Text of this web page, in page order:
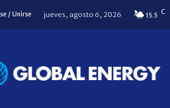
/ Unirse jueves, agosto 6, 2026 15.5 C